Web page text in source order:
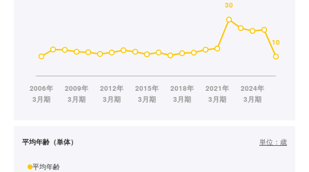
平均年齢（単体） 単位： 歳
平均年齢